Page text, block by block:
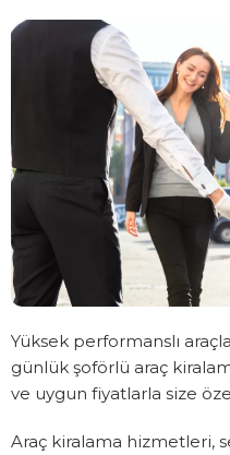
Yüksek performanslı
günlük şoförlü araç
ve uygun fiyatlarla size
Araç kiralama hizmetleri,